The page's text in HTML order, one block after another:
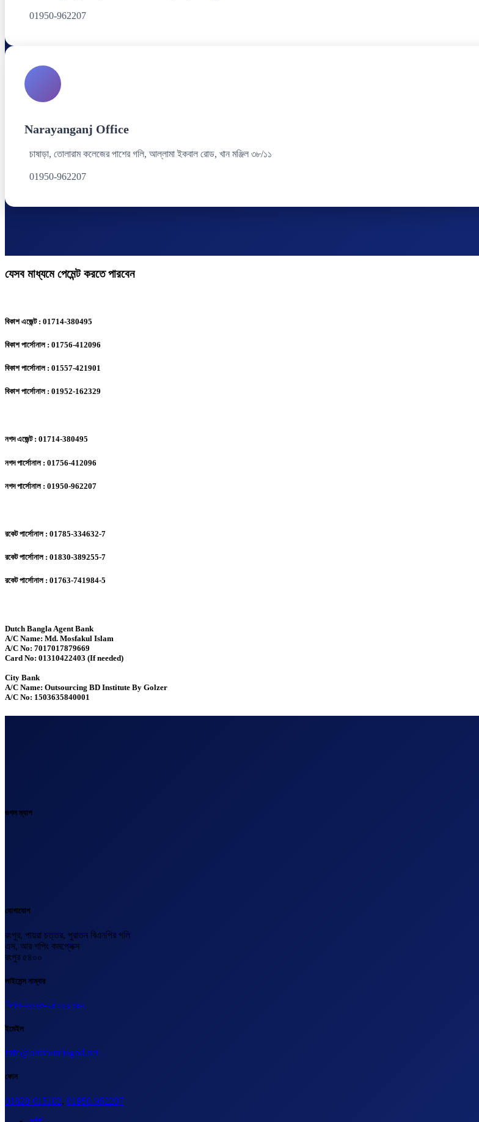
01950-962207
Narayanganj Office
চাষাড়া, তোলারাম কলেজের পাশের গলি, আল্লামা ইকবাল রোড, খান মঞ্জিল ৩৮/১১
01950-962207
যেসব মাধ্যমে পেমেন্ট করতে পারবেন
বিকাশ এজেন্ট : 01714-380495
বিকাশ পার্সোনাল : 01756-412096
বিকাশ পার্সোনাল : 01557-421901
বিকাশ পার্সোনাল : 01952-162329
নগদ এজেন্ট : 01714-380495
নগদ পার্সোনাল : 01756-412096
নগদ পার্সোনাল : 01950-962207
রকেট পার্সোনাল : 01785-334632-7
রকেট পার্সোনাল : 01830-389255-7
রকেট পার্সোনাল : 01763-741984-5
Dutch Bangla Agent Bank
A/C Name: Md. Mosfakul Islam
A/C No: 7017017879669
Card No: 01310422403 (If needed)
City Bank
A/C Name: Outsourcing BD Institute By Golzer
A/C No: 1503635840001
গুগল ম্যাপ
যোগাযোগ
রংপুর, পায়রা চত্তর, পুরাতন বিএনপির গলি
এস, আর শপিং কমপ্লেক্স
রংপুর ৫৪০০
লাইসেন্স নাম্বার
বিএল-২০২৩-২৪০০০১৬২
ইমেইল
info@outsourcingbd.net
ফোন
01828-015102, 01950-962207